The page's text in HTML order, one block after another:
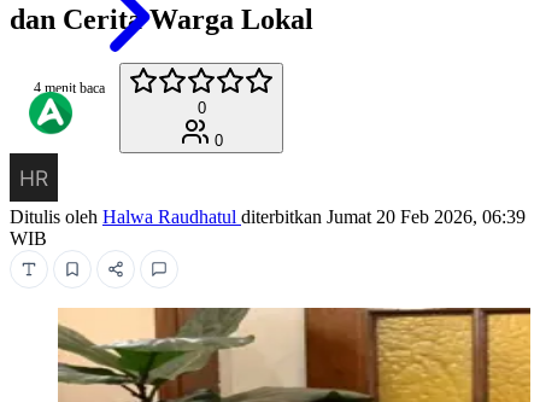
dan Cerita Warga Lokal
4 menit baca
0
0
Ditulis oleh Halwa Raudhatul diterbitkan Jumat 20 Feb 2026, 06:39
WIB